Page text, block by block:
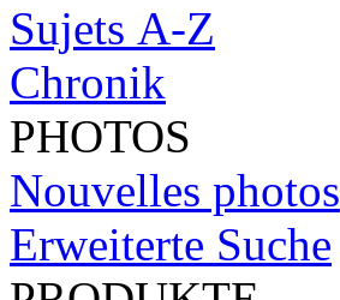
Sujets A-Z
Chronik
PHOTOS
Nouvelles photos
Erweiterte Suche